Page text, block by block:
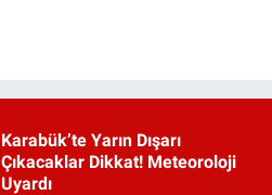
Karabük’te Yarın Dışarı
Çıkacaklar Dikkat! Meteoroloji
Uyardı